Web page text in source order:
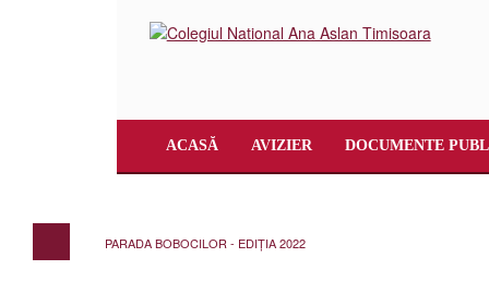
ACASĂ AVIZIER DOCUMENTE
PARADA BOBOCILOR - EDIȚIA 2022